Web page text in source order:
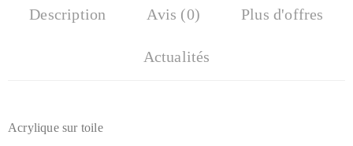
Description Avis (0) Plus d'offres
Actualités
Acrylique sur toile